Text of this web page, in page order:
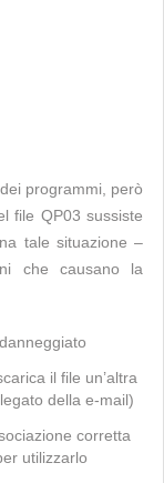
programmi, però
file QP03 sussiste
tale situazione –
che causano la
il file un’altra
della e-mail)
corretta
utilizzarlo